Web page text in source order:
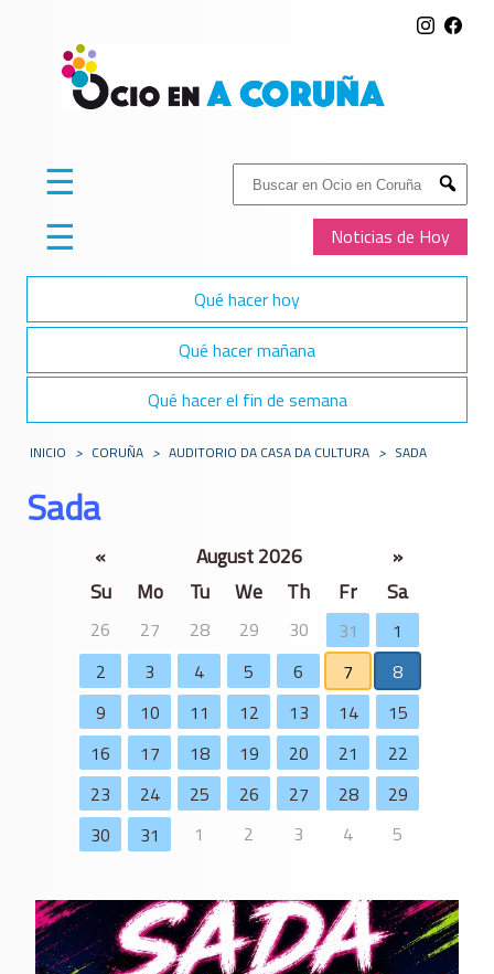
Buscar:
Submit
Noticias de Hoy
☰
☰
Qué hacer hoy
Qué hacer mañana
Qué hacer el fin de semana
INICIO > CORUÑA > AUDITORIO DA CASA DA CULTURA > SADA
Sada
« August 2026
»
Su
Mo Tu We Th Fr Sa
26 27 28 29 30 31
1
2
3 4 5 6 7
8
9
10 11 12 13 14
15
16
17 18 19 20 21
22
23
24 25 26 27 28
29
30
31 1 2 3 4 5